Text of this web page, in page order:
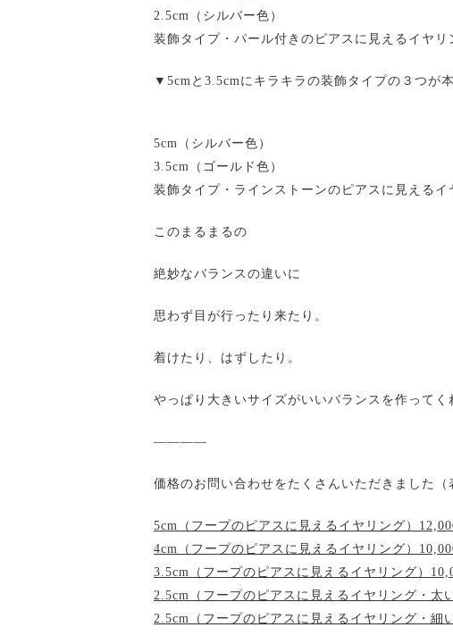
2.5cm（シルバー色）
装飾タイプ・パール付きのピアスに見えるイヤリ
▼5cmと3.5cmにキラキラの装飾タイプの３つが本
5cm（シルバー色）
3.5cm（ゴールド色）
装飾タイプ・ラインストーンのピアスに見えるイ
このまるまるの
絶妙なバランスの違いに
思わず目が行ったり来たり。
着けたり、はずしたり。
やっぱり大きいサイズがいいバランスを作ってく
————
価格のお問い合わせをたくさんいただきました（
5cm（フープのピアスに見えるイヤリング）
4cm（フープのピアスに見えるイヤリング）
3.5cm（フープのピアスに見えるイヤリング）
2.5cm（フープのピアスに見えるイヤリング・太
2.5cm（フープのピアスに見えるイヤリング・細